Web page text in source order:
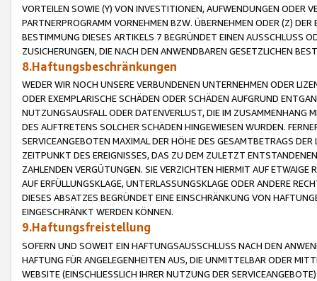
VORTEILEN SOWIE (Y) VON INVESTITIONEN, AUFWENDUNGEN ODER
PARTNERPROGRAMM VORNEHMEN BZW. ÜBERNEHMEN ODER (Z)
BESTIMMUNG DIESES ARTIKELS 7 BEGRÜNDET EINEN AUSSCHLUSS
ZUSICHERUNGEN, DIE NACH DEN ANWENDBAREN GESETZLICHEN
8.Haftungsbeschränkungen
WEDER WIR NOCH UNSERE VERBUNDENEN UNTERNEHMEN ODER
ODER EXEMPLARISCHE SCHÄDEN ODER SCHÄDEN AUFGRUND
NUTZUNGSAUSFALL ODER DATENVERLUST, DIE IM ZUSAMMENHANG
DES AUFTRETENS SOLCHER SCHÄDEN HINGEWIESEN WURDEN.
SERVICEANGEBOTEN MAXIMAL DER HÖHE DES GESAMTBETRAGS
ZEITPUNKT DES EREIGNISSES, DAS ZU DEM ZULETZT
ZAHLENDEN VERGÜTUNGEN. SIE VERZICHTEN HIERMIT AUF
AUF ERFÜLLUNGSKLAGE, UNTERLASSUNGSKLAGE ODER ANDERE
DIESES ABSATZES BEGRÜNDET EINE EINSCHRÄNKUNG VON
EINGESCHRÄNKT WERDEN KÖNNEN.
9.Haftungsfreistellung
SOFERN UND SOWEIT EIN HAFTUNGSAUSSCHLUSS NACH DEN
HAFTUNG FÜR ANGELEGENHEITEN AUS, DIE UNMITTELBAR ODER
WEBSITE (EINSCHLIESSLICH IHRER NUTZUNG DER